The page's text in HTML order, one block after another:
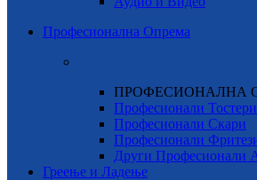
Професионална Опрема
ПРОФЕСИОНАЛНА
Професионали Тостери
Професионали Скари
Професионали
Други Професионали
Греење и Ладење